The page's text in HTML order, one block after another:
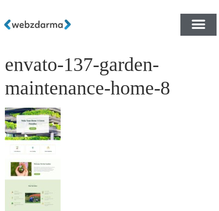
envato-137-garden-
maintenance-home-8